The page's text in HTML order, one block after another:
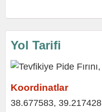
Yol Tarifi
Koordinatlar
38.677583, 39.217428